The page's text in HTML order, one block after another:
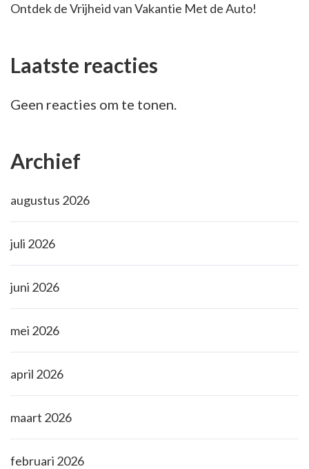
Ontdek de Vrijheid van Vakantie Met de Auto!
Laatste reacties
Geen reacties om te tonen.
Archief
augustus 2026
juli 2026
juni 2026
mei 2026
april 2026
maart 2026
februari 2026